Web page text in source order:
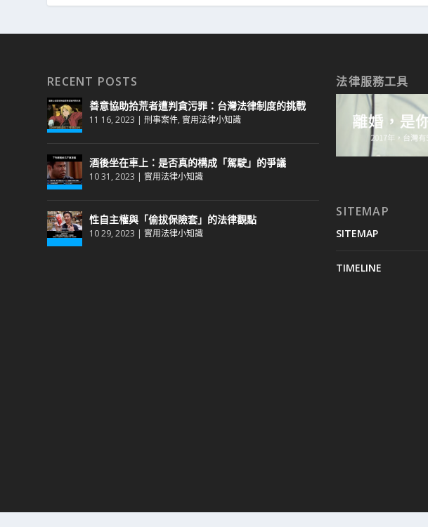
RECENT POSTS
善意協助拾荒者遭判貪污罪：台灣法律制度的挑戰
11 16, 2023 |刑事案件,實用法律小知識
酒後坐在車上：是否真的構成「駕駛」的爭議
10 31, 2023 |實用法律小知識
性自主權與「偷拔保險套」的法律觀點
10 29, 2023 |實用法律小知識
法律服務工具
SITEMAP
SITEMAP
TIMELINE